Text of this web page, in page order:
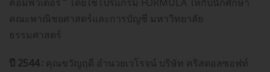
คอมพิวเตอร์ “ โดยใช้โปรแกรม FORMULA ให้กับนักศึกษา
คณะพาณิชยศาสตร์และการบัญชี มหาวิทยาลัย
ธรรมศาสตร์
ปี 2544 : คุณขวัญฤดี อำนวยเวโรจน์ บริษัท คริสตอลซอฟท์